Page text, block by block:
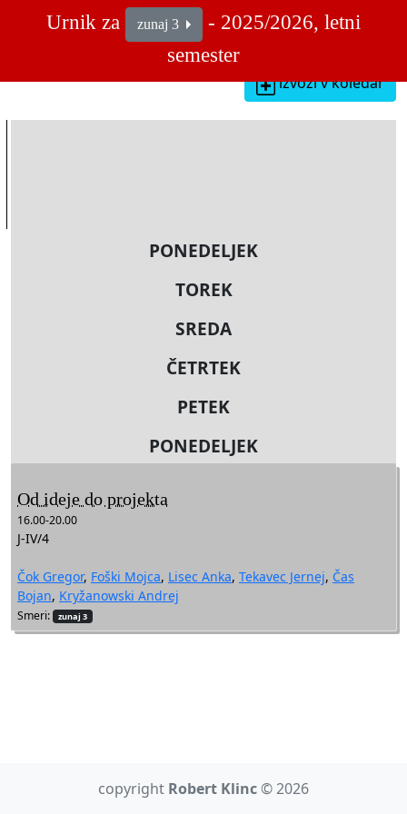
Urnik za zunaj 3
- 2025/2026, letni
semester
izvozi v koledar
PONEDELJEK
TOREK
SREDA
ČETRTEK
PETEK
PONEDELJEK
Od ideje do projekta
16.00-20.00
J-IV/4
Čok Gregor, Foški Mojca, Lisec Anka, Tekavec Jernej, Čas
Bojan, Kryžanowski Andrej
Smeri: zunaj 3
copyright Robert Klinc© 2026